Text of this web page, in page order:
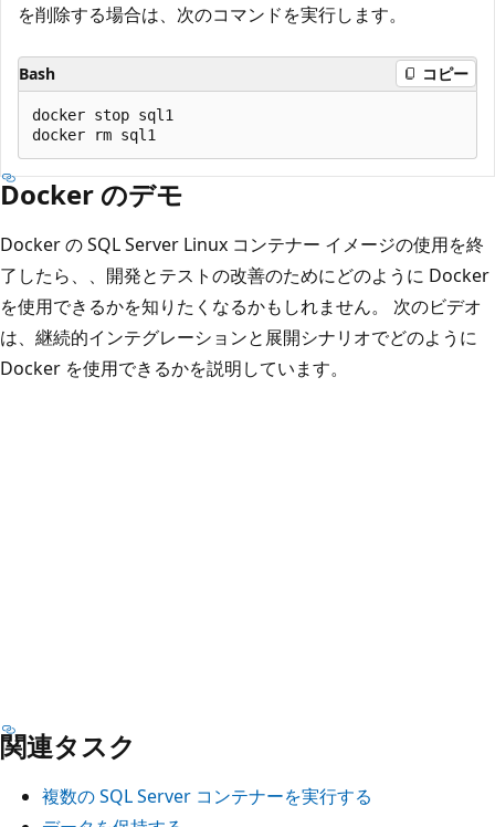
を削除する場合は、次のコマンドを実行します。
Bash コピー
docker stop sql1
Docker のデモ
Docker の SQL Server Linux コンテナー イメージの使用を終
了したら、、開発とテストの改善のためにどのように Docker
を使用できるかを知りたくなるかもしれません。 次のビデオ
は、継続的インテグレーションと展開シナリオでどのように
Docker を使用できるかを説明しています。
関連タスク
複数の SQL Server コンテナーを実行する